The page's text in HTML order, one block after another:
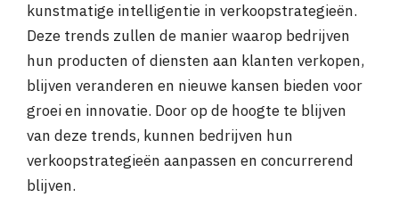
kunstmatige intelligentie in verkoopstrategieën.
Deze trends zullen de manier waarop bedrijven
hun producten of diensten aan klanten verkopen,
blijven veranderen en nieuwe kansen bieden voor
groei en innovatie. Door op de hoogte te blijven
van deze trends, kunnen bedrijven hun
verkoopstrategieën aanpassen en concurrerend
blijven.